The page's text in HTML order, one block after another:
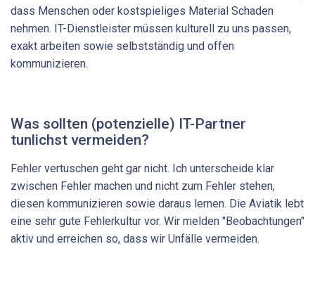
dass Menschen oder kostspieliges Material Schaden
nehmen. IT-Dienstleister müssen kulturell zu uns passen,
exakt arbeiten sowie selbstständig und offen
kommunizieren.
Was sollten (potenzielle) IT-Partner
tunlichst vermeiden?
Fehler vertuschen geht gar nicht. Ich unterscheide klar
zwischen Fehler machen und nicht zum Fehler stehen,
diesen kommunizieren sowie daraus lernen. Die Aviatik lebt
eine sehr gute Fehlerkultur vor. Wir melden "Beobachtungen"
aktiv und erreichen so, dass wir Unfälle vermeiden.